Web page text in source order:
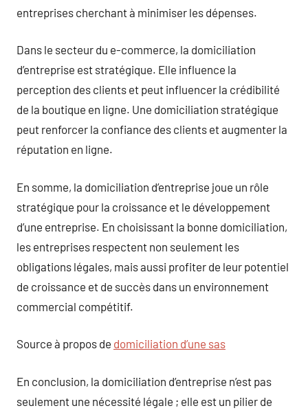
entreprises cherchant à minimiser les dépenses.
Dans le secteur du e-commerce, la domiciliation
d’entreprise est stratégique. Elle influence la
perception des clients et peut influencer la crédibilité
de la boutique en ligne. Une domiciliation stratégique
peut renforcer la confiance des clients et augmenter la
réputation en ligne.
En somme, la domiciliation d’entreprise joue un rôle
stratégique pour la croissance et le développement
d’une entreprise. En choisissant la bonne domiciliation,
les entreprises respectent non seulement les
obligations légales, mais aussi profiter de leur potentiel
de croissance et de succès dans un environnement
commercial compétitif.
Source à propos de domiciliation d’une sas
En conclusion, la domiciliation d’entreprise n’est pas
seulement une nécessité légale ; elle est un pilier de